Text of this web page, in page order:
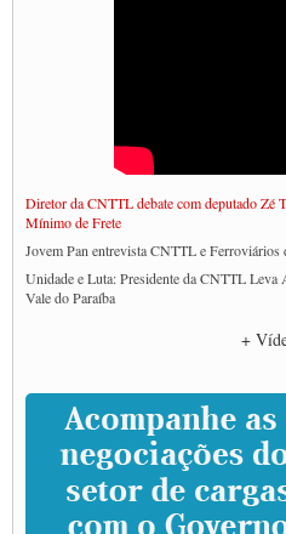
Diretor da CNTTL debate com deputado Zé
Mínimo de Frete
Jovem Pan entrevista CNTTL e Ferroviários
Unidade e Luta: Presidente da CNTTL
Vale do Paraíba
Caminhoneiros prometem paralisação e
CNTTL e lideranças de caminhoneiros
rodovias
Paulinho e Litti debatem política global para
SUTCRA no Uruguai
Grande Conquista da Categoria transporte
+